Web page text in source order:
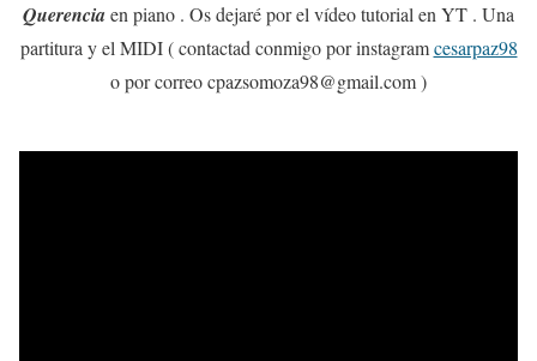
Querenciaen piano . Os dejaré por el vídeo tutorial en YT . Una
partitura y el MIDI ( contactad conmigo por instagramcesarpaz98
o por correo cpazsomoza98@gmail.com )